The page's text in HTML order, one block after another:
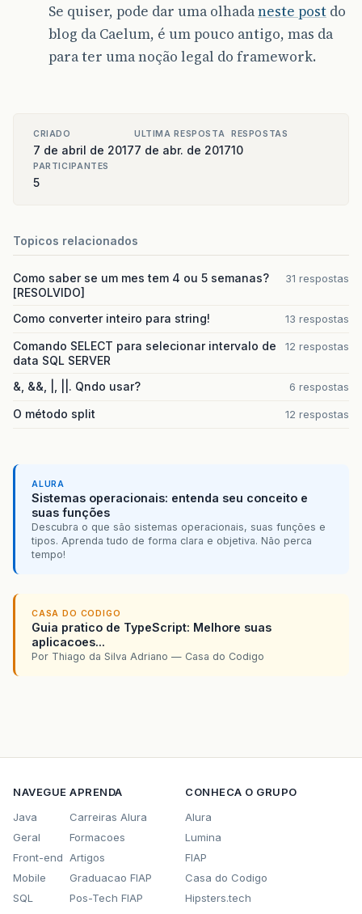
Se quiser, pode dar uma olhadaneste post do
blog da Caelum, é um pouco antigo, mas da
para ter uma noção legal do framework.
CRIADO
7 de abril de 2017
ULTIMA RESPOSTA
7 de abr. de 2017
RESPOSTAS
10
PARTICIPANTES
5
Topicos relacionados
Como saber se um mes tem 4 ou 5 semanas?
[RESOLVIDO]
31 respostas
Como converter inteiro para string! 13 respostas
Comando SELECT para selecionar intervalo de
data SQL SERVER
12 respostas
&, &&, |, ||. Qndo usar? 6 respostas
O método split 12 respostas
ALURA
Sistemas operacionais: entenda seu conceito e
suas funções
Descubra o que são sistemas operacionais, suas funções e
tipos. Aprenda tudo de forma clara e objetiva. Não perca
tempo!
CASA DO CODIGO
Guia pratico de TypeScript: Melhore suas
aplicacoes...
Por Thiago da Silva Adriano — Casa do Codigo
NAVEGUE
Java
Geral
Front-end
Mobile
SQL
APRENDA
Carreiras Alura
Formacoes
Artigos
Graduacao FIAP
Pos-Tech FIAP
CONHECA O GRUPO
Alura
Lumina
FIAP
Casa do Codigo
Hipsters.tech